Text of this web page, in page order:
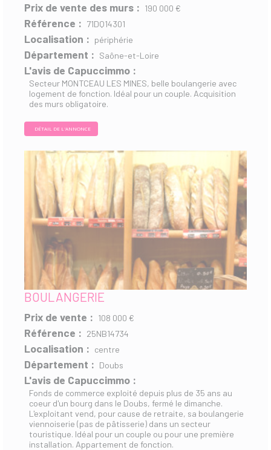
Prix de vente des murs : 190 000 €
Référence : 71DQ14301
Localisation : périphérie
Département : Saône-et-Loire
L'avis de Capuccimmo :
Secteur MONTCEAU LES MINES, belle boulangerie avec
logement de fonction. Idéal pour un couple. Acquisition
des murs obligatoire.
DÉTAIL DE L'ANNONCE
BOULANGERIE
Prix de vente : 108 000 €
Référence : 25NB14734
Localisation : centre
Département : Doubs
L'avis de Capuccimmo :
Fonds de commerce exploité depuis plus de 35 ans au
coeur d'un bourg dans le Doubs, fermé le dimanche.
L'exploitant vend, pour cause de retraite, sa boulangerie
viennoiserie (pas de pâtisserie) dans un secteur
touristique. Idéal pour un couple ou pour une première
installation. Appartement de fonction.